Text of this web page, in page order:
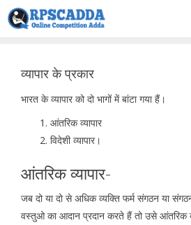
Skip
to
व्यापार के प्रकार
भारत के व्यापार को दो भागों में बांटा गया हैं।
आंतरिक व्यापार
विदेशी व्यापार।
आंतरिक व्यापार-
जब दो या दो से अधिक व्यक्ति फर्म संगठन या
वस्तुओ का आदान प्रदान करते हैं तो उसे आंतरिक